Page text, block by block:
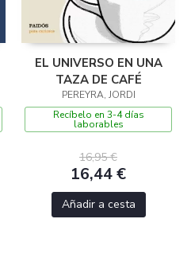
EL UNIVERSO EN UNA
TAZA DE CAFÉ
PEREYRA, JORDI
Recíbelo en 3-4 días
laborables
16,95 €
16,44 €
Añadir a cesta